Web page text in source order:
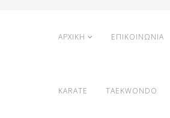
ΑΡΧΙΚΗ ΕΠΙΚΟΙΝΩΝΙΑ
KARATE TAEKWONDO